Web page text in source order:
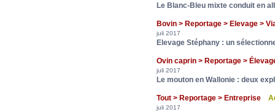
Le Blanc-Bleu mixte conduit en
Bovin > Reportage > Elevage >
juli 2017
Elevage Stéphany : un
Ovin caprin > Reportage >
juli 2017
Le mouton en Wallonie : deux
Tout > Reportage > Entreprise
juli 2017